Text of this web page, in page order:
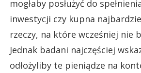
mogłaby posłużyć do
inwestycji czy kupna
rzeczy, na które wcześniej nie
Jednak badani najczęściej
odłożyliby te pieniądze na